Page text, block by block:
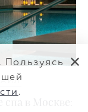
.
✕